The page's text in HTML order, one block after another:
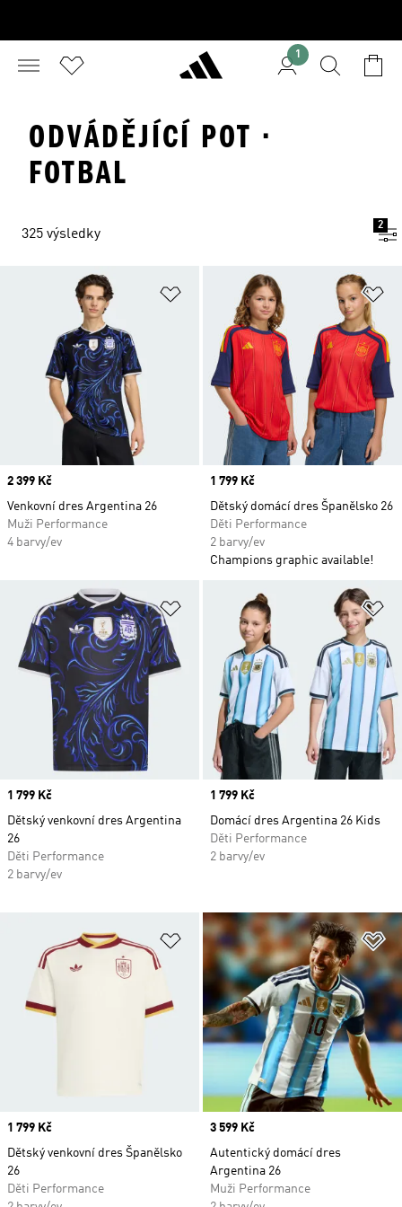
1
ODVÁDĚJÍCÍ POT ·
FOTBAL
325 výsledky
2
Přidat do seznamu přání
Price
2 399 Kč
Venkovní dres Argentina 26
Muži Performance
4 barvy/ev
Price
1 799 Kč
Dětský domácí dres Španělsko 26
Děti Performance
2 barvy/ev
Champions graphic available!
Přidat do seznamu přání
Price
1 799 Kč
Dětský venkovní dres Argentina
26
Děti Performance
2 barvy/ev
Price
1 799 Kč
Domácí dres Argentina 26 Kids
Děti Performance
2 barvy/ev
Přidat do seznamu přání
Price
1 799 Kč
Dětský venkovní dres Španělsko
26
Děti Performance
Price
3 599 Kč
Autentický domácí dres
Argentina 26
Muži Performance